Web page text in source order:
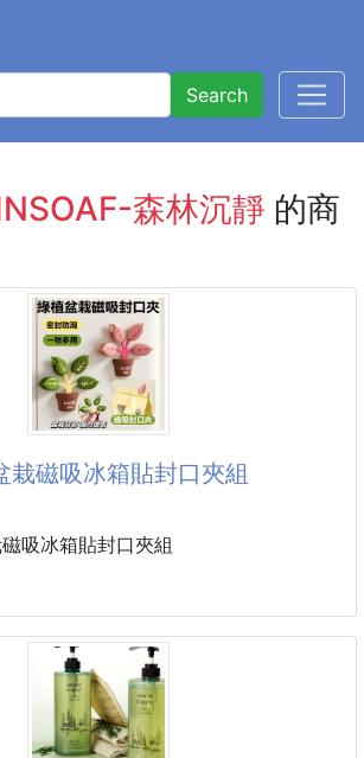
Search
森林沉靜 的商
栽磁吸冰箱貼封口夾組
吸冰箱貼封口夾組
（隨機）
新鮮一夾就緊、不容易鬆開、零食不受
調味料包全部可以